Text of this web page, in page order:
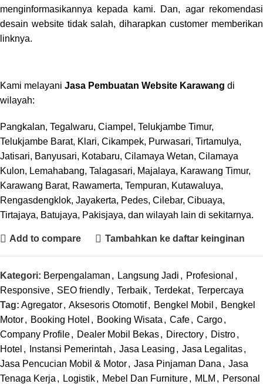
menginformasikannya kepada kami. Dan, agar rekomendasi
desain website tidak salah, diharapkan customer memberikan
linknya.
Kami melayani Jasa Pembuatan Website Karawang di
wilayah:
Pangkalan, Tegalwaru, Ciampel, Telukjambe Timur,
Telukjambe Barat, Klari, Cikampek, Purwasari, Tirtamulya,
Jatisari, Banyusari, Kotabaru, Cilamaya Wetan, Cilamaya
Kulon, Lemahabang, Talagasari, Majalaya, Karawang Timur,
Karawang Barat, Rawamerta, Tempuran, Kutawaluya,
Rengasdengklok, Jayakerta, Pedes, Cilebar, Cibuaya,
Tirtajaya, Batujaya, Pakisjaya, dan wilayah lain di sekitarnya.
Add to compare Tambahkan ke daftar keinginan
Kategori: Berpengalaman , Langsung Jadi , Profesional ,
Responsive, SEO friendly, Terbaik, Terdekat, Terpercaya
Tag: Agregator, Aksesoris Otomotif, Bengkel Mobil , Bengkel
Motor, Booking Hotel , Booking Wisata , Cafe, Cargo,
Company Profile, Dealer Mobil Bekas, Directory, Distro,
Hotel , Instansi Pemerintah , Jasa Leasing , Jasa Legalitas,
Jasa Pencucian Mobil & Motor, Jasa Pinjaman Dana , Jasa
Tenaga Kerja , Logistik, Mebel Dan Furniture, MLM , Personal